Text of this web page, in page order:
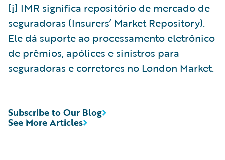
[i] IMR significa repositório de mercado de
seguradoras (Insurers’ Market Repository).
Ele dá suporte ao processamento eletrônico
de prêmios, apólices e sinistros para
seguradoras e corretores no London Market.
See More Articles
Subscribe to Our Blog